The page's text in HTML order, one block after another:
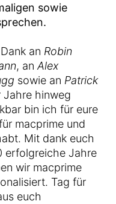
sowie
an Robin
, an Alex
sowie an Patrick
Jahre hinweg
bin ich für eure
macprime und
Mit dank euch
erfolgreiche Jahre
wir macprime
Tag für
euch